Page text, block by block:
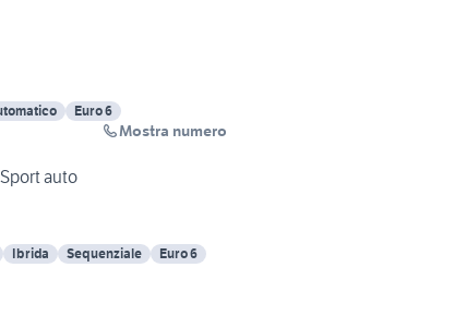
Euro 6
Mostra numero
auto
Ibrida Sequenziale Euro 6